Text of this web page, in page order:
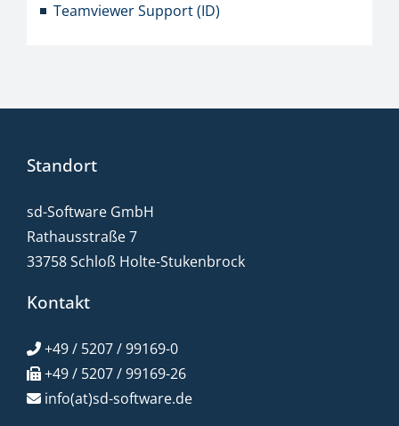
Teamviewer Support (ID)
Standort
sd-Software GmbH
Rathausstraße 7
33758 Schloß Holte-Stukenbrock
Kontakt
+49 / 5207 / 99169-0
+49 / 5207 / 99169-26
info(at)sd-software.de